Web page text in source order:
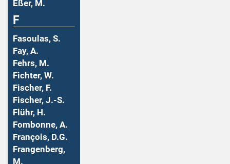
Eßer, M.
F
Fasoulas, S.
Fay, A.
Fehrs, M.
Fichter, W.
Fischer, F.
Fischer, J.-S.
Flühr, H.
Fombonne, A.
François, D.G.
Frangenberg,
M.